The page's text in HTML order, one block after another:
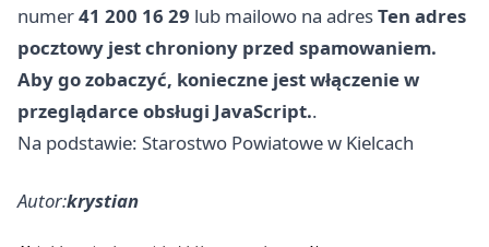
numer41 200 16 29 lub mailowo na adresTen adres
pocztowy jest chroniony przed spamowaniem.
Aby go zobaczyć, konieczne jest włączenie w
przeglądarce obsługi JavaScript..
Na podstawie: Starostwo Powiatowe w Kielcach
Autor:krystian